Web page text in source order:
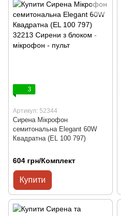
3
Артикул: 52344
Сирена Мікрофон
семитональна Elegant 60W
Квадратна (EL 100 797)
604 грн/Комплект
Купити